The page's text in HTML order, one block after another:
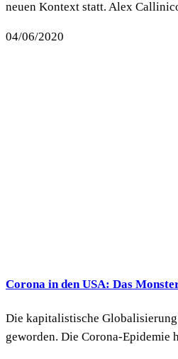
neuen Kontext statt. Alex
04/06/2020
Corona in den USA: Das
Die kapitalistische
geworden. Die Corona-Epidemie